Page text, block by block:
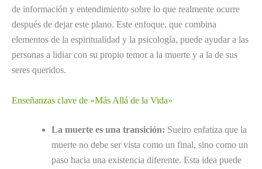
de información y entendimiento sobre lo que realmente ocurre
después de dejar este plano. Este enfoque, que combina
elementos de la espiritualidad y la psicología, puede ayudar a las
personas a lidiar con su propio temor a la muerte y a la de sus
seres queridos.
Enseñanzas clave de «Más Allá de la Vida»
La muerte es una transición: Sueiro enfatiza que la
muerte no debe ser vista como un final, sino como un
paso hacia una existencia diferente. Esta idea puede